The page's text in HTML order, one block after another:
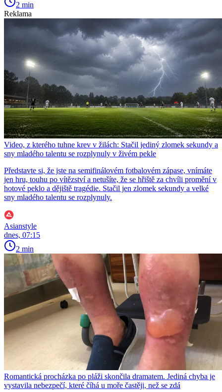
2 min
Reklama
Video, z kterého tuhne krev v žilách: Stačil jediný zlomek sekundy a
sny mladého talentu se rozplynuly v živém pekle
Představte si, že jste na semifinálovém fotbalovém zápase, vnímáte
jen hru, touhu po vítězství a netušíte, že se hřiště za chvíli promění v
hotové peklo a dějiště tragédie. Stačil jen zlomek sekundy a velké
sny mladého talentu se rozplynuly.
Asianstyle
dnes, 07:15
2 min
Romantická procházka po pláži skončila dramatem. Jediná chyba je
vystavila nebezpečí, které číhá u moře častěji, než se zdá